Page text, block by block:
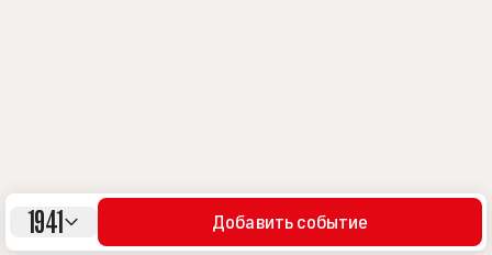
1941 Добавить событие